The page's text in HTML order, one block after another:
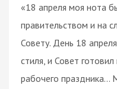
«18 апреля моя нота
правительством и на
Совету. День 18
стиля, и Совет
рабочего праздника…